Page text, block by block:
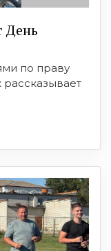
День
по праву
рассказывает